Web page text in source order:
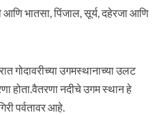
आणि भातसा, पिंजाल, सूर्य, दहेरजा आणि
गोदावरीच्या उगमस्थानाच्या उलट
होता.वैतरणा नदीचे उगम स्थान हे
पर्वतावर आहे.